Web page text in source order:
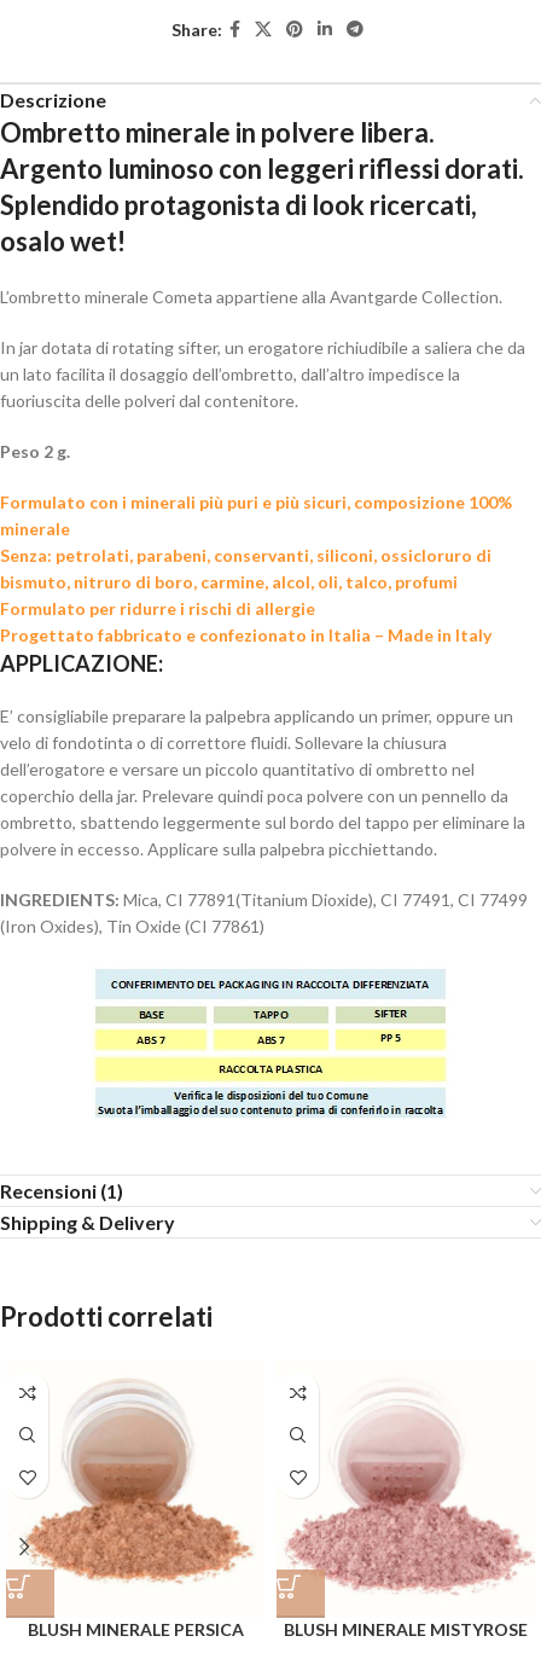
Share:
Descrizione
Ombretto minerale in polvere libera.
Argento luminoso con leggeri riflessi dorati.
Splendido protagonista di look ricercati,
osalo wet!
L’ombretto minerale Cometa appartiene alla Avantgarde Collection.
In jar dotata di rotating sifter, un erogatore richiudibile a saliera che da
un lato facilita il dosaggio dell’ombretto, dall’altro impedisce la
fuoriuscita delle polveri dal contenitore.
Peso 2 g.
Formulato con i minerali più puri e più sicuri, composizione 100%
minerale
Senza: petrolati, parabeni, conservanti, siliconi, ossicloruro di
bismuto, nitruro di boro, carmine, alcol, oli, talco, profumi
Formulato per ridurre i rischi di allergie
Progettato fabbricato e confezionato in Italia – Made in Italy
APPLICAZIONE:
E’ consigliabile preparare la palpebra applicando un primer, oppure un
velo di fondotinta o di correttore fluidi. Sollevare la chiusura
dell’erogatore e versare un piccolo quantitativo di ombretto nel
coperchio della jar. Prelevare quindi poca polvere con un pennello da
ombretto, sbattendo leggermente sul bordo del tappo per eliminare la
polvere in eccesso. Applicare sulla palpebra picchiettando.
INGREDIENTS: Mica, CI 77891(Titanium Dioxide), CI 77491, CI 77499
(Iron Oxides), Tin Oxide (CI 77861)
Recensioni (1)
Shipping & Delivery
Prodotti correlati
BLUSH MINERALE PERSICA BLUSH MINERALE MISTYROSE